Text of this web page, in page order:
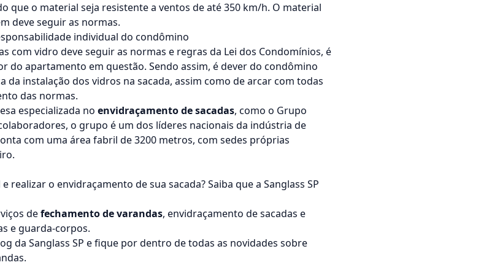
que o material seja resistente a ventos de até 350 km/h. O material
deve seguir as normas.
individual do condômino
com vidro deve seguir as normas e regras da Lei dos Condomínios, é
do apartamento em questão. Sendo assim, é dever do condômino
instalação dos vidros na sacada, assim como de arcar com todas
das normas.
especializada no envidraçamento de sacadas, como o Grupo
o grupo é um dos líderes nacionais da indústria de
com uma área fabril de 3200 metros, com sedes próprias
realizar o envidraçamento de sua sacada? Saiba que a Sanglass SP
defechamento de varandas, envidraçamento de sacadas e
e guarda-corpos.
da Sanglass SP e fique por dentro de todas as novidades sobre